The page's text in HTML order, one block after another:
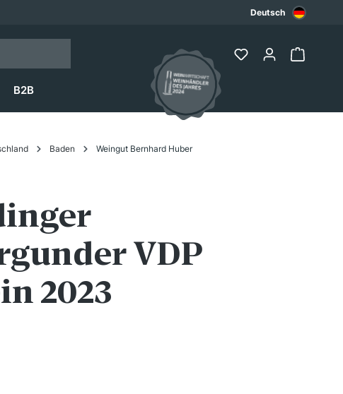
Deutsch
B2B
Baden Weingut Bernhard Huber
VDP
2023